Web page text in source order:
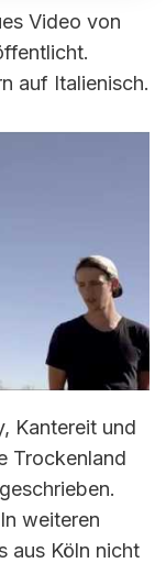
Video von
auf Italienisch.
Kantereit und
Trockenland
weiteren
aus Köln nicht